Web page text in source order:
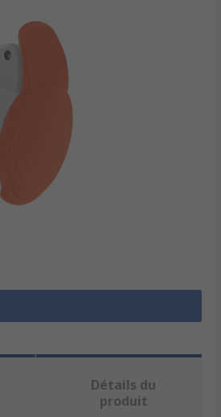
Détails du
produit